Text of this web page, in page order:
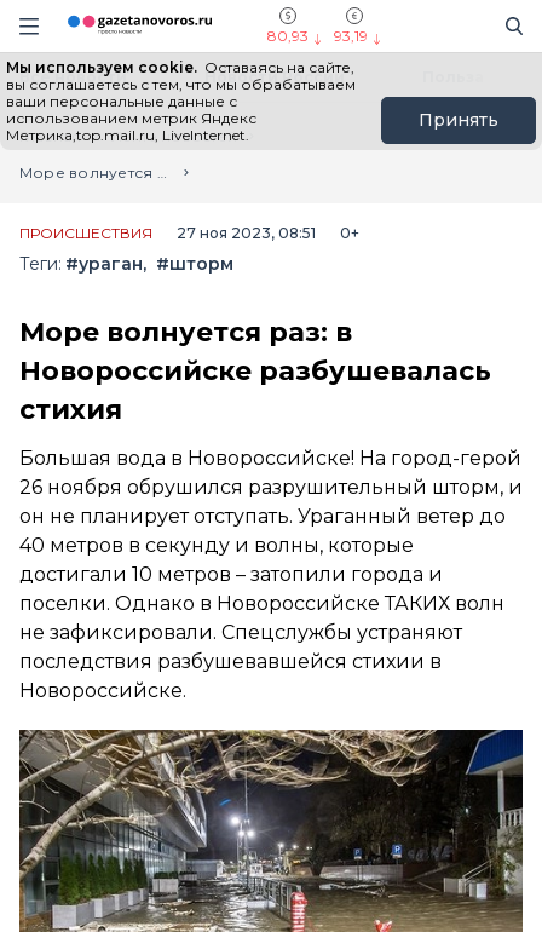
Информационный портал "ГазетаНоворос.ру"
Навигация сайта
80,93 93,19
Мы используем cookie. Оставаясь на сайте,
вы соглашаетесь с тем, что мы обрабатываем
ваши персональные данные с
использованием метрик Яндекс
Метрика,top.mail.ru, LiveInternet.
Принять
Все новости Новости России
Главная
Лента новостей
Море волнуется раз: в Новороссийске разбушевалась стихия
ПРОИСШЕСТВИЯ 27 ноя 2023, 08:51 0+
Теги: #ураган #шторм
Море волнуется раз: в
Новороссийске разбушевалась
стихия
Большая вода в Новороссийске! На город-герой
26 ноября обрушился разрушительный шторм, и
он не планирует отступать. Ураганный ветер до
40 метров в секунду и волны, которые
достигали 10 метров – затопили города и
поселки. Однако в Новороссийске ТАКИХ волн
не зафиксировали. Спецслужбы устраняют
последствия разбушевавшейся стихии в
Новороссийске.